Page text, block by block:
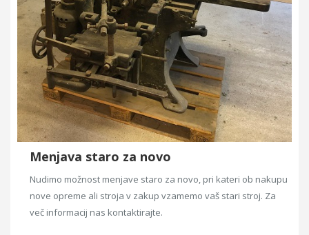
Menjava staro za novo
Nudimo možnost menjave staro za novo, pri kateri ob nakupu
nove opreme ali stroja v zakup vzamemo vaš stari stroj. Za
več informacij nas kontaktirajte.